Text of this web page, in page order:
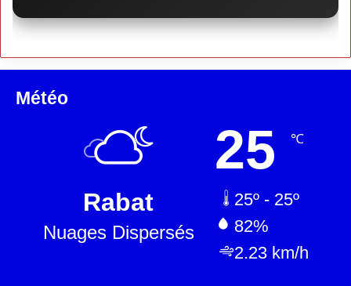
Météo
Rabat
Nuages Dispersés
25 ℃
25º - 25º
82%
2.23 km/h